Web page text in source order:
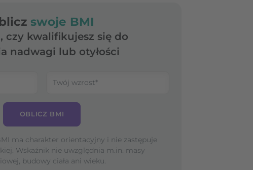
swoje BMI
czy kwalifikujesz się do
nadwagi lub otyłości
OBLICZ BMI
ma charakter orientacyjny i nie zastępuje
Wskaźnik nie uwzględnia m.in. masy
budowy ciała ani wieku.